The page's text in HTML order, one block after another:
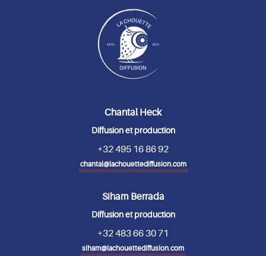
Chantal Heck
Diffusion et production
+32 495 16 86 92
chantal@lachouettediffusion.com
Siham Berrada
Diffusion et production
+32 483 66 30 71
siham@lachouettediffusion.com